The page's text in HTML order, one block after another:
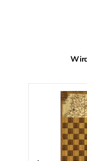
Produktgalerie